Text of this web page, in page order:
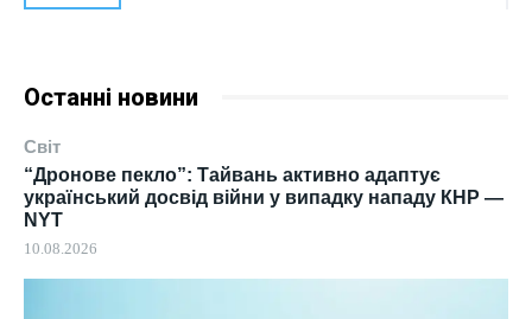
Останні новини
Світ
“Дронове пекло”: Тайвань активно адаптує
український досвід війни у випадку нападу КНР —
NYT
10.08.2026